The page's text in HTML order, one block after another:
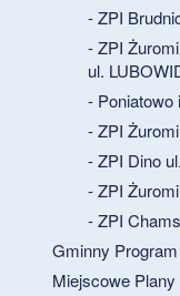
- ZPI
- ZPI
ul.
- Poniatowo
- ZPI
- ZPI Dino
- ZPI
- ZPI
Gminny
Miejscowe